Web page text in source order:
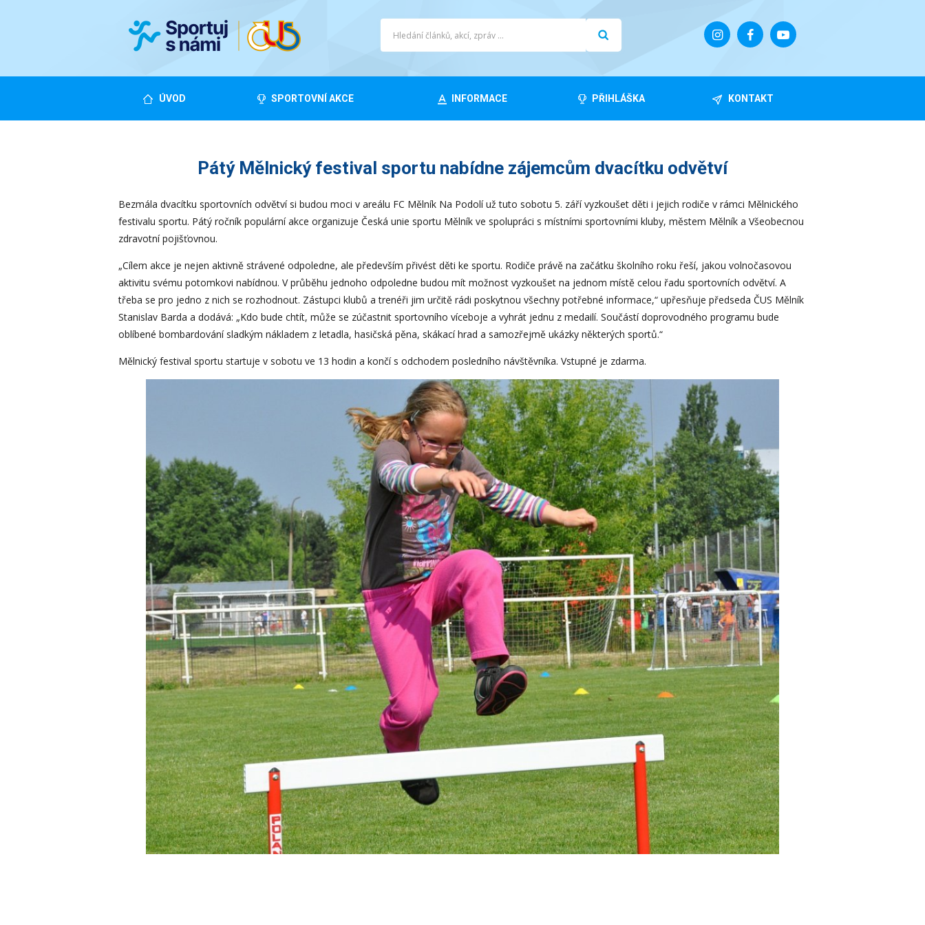
ÚVOD SPORTOVNÍ AKCE INFORMACE PŘIHLÁŠKA KONTAKT
Pátý Mělnický festival sportu nabídne zájemcům dvacítku odvětví
Bezmála dvacítku sportovních odvětví si budou moci v areálu FC Mělník Na Podolí už tuto sobotu 5. září vyzkoušet děti i jejich rodiče v rámci Mělnického
festivalu sportu. Pátý ročník populární akce organizuje Česká unie sportu Mělník ve spolupráci s místními sportovními kluby, městem Mělník a Všeobecnou
zdravotní pojišťovnou.
„Cílem akce je nejen aktivně strávené odpoledne, ale především přivést děti ke sportu. Rodiče právě na začátku školního roku řeší, jakou volnočasovou
aktivitu svému potomkovi nabídnou. V průběhu jednoho odpoledne budou mít možnost vyzkoušet na jednom místě celou řadu sportovních odvětví. A
třeba se pro jedno z nich se rozhodnout. Zástupci klubů a trenéři jim určitě rádi poskytnou všechny potřebné informace,“ upřesňuje předseda ČUS Mělník
Stanislav Barda a dodává: „Kdo bude chtít, může se zúčastnit sportovního víceboje a vyhrát jednu z medailí. Součástí doprovodného programu bude
oblíbené bombardování sladkým nákladem z letadla, hasičská pěna, skákací hrad a samozřejmě ukázky některých sportů.“
Mělnický festival sportu startuje v sobotu ve 13 hodin a končí s odchodem posledního návštěvníka. Vstupné je zdarma.